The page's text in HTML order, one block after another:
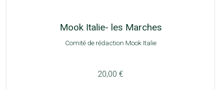
Mook Italie- les Marches
Comité de rédaction Mook Italie
20,00 €